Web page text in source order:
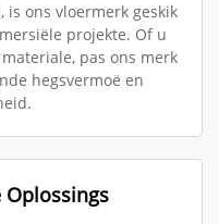
ons vloermerk geskik
projekte. Of u
pas ons merk
hegsvermoë en